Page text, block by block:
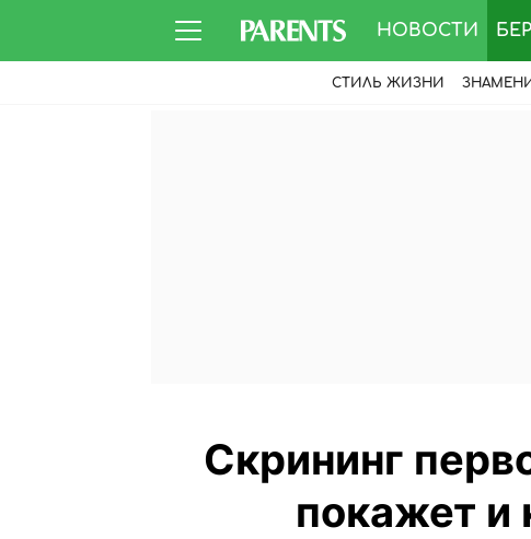
НОВОСТИ
СТИЛЬ ЖИЗНИ
Скрининг
покажет и